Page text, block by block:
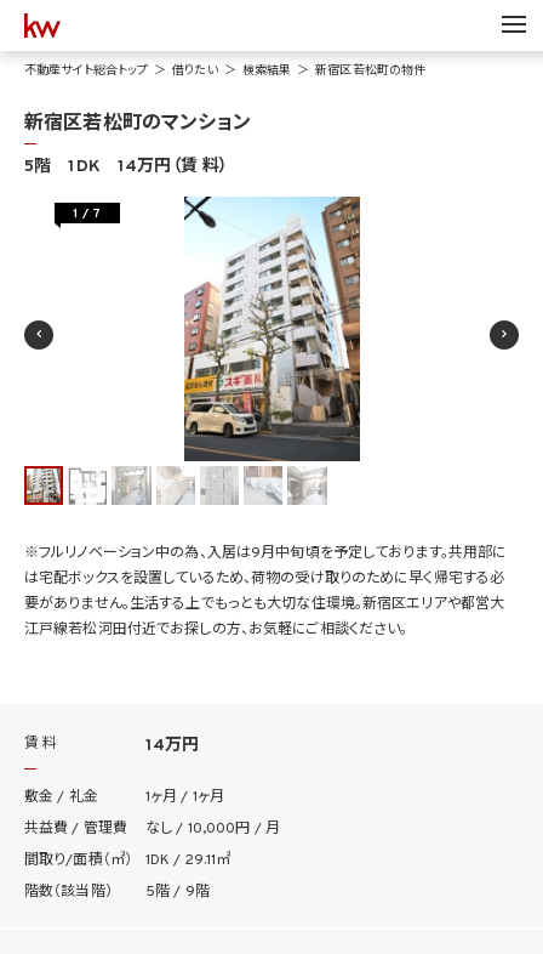
不動産サイト総合トップ 借りたい 検索結果 新宿区若松町の物件
新宿区若松町のマンション
5階 1DK 14万円（賃 料）
1 / 7
※フルリノベーション中の為、入居は9月中旬頃を予定しております。共用部に
は宅配ボックスを設置しているため、荷物の受け取りのために早く帰宅する必
要がありません。生活する上でもっとも大切な住環境。新宿区エリアや都営大
江戸線若松河田付近でお探しの方、お気軽にご相談ください。
賃 料 14万円
敷金 / 礼金
1ヶ月 / 1ヶ月
共益費 / 管理費
なし / 10,000円 / 月
間取り/面積（㎡）
1DK / 29.11㎡
階数（該当階）
5階 / 9階